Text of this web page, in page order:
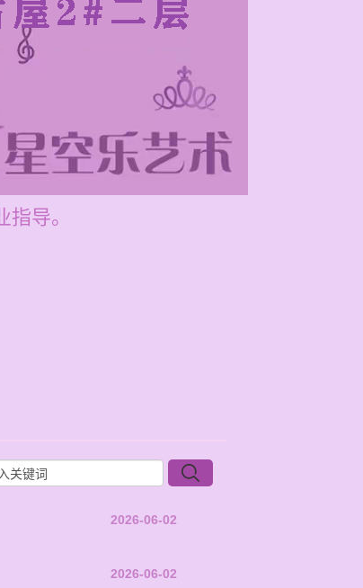
导。
2026-06-02
2026-06-02